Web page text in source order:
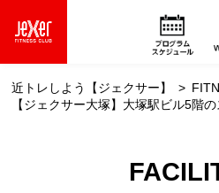
近トレしよう【ジェクサー】
【ジェクサー大塚】大塚駅ビル5階